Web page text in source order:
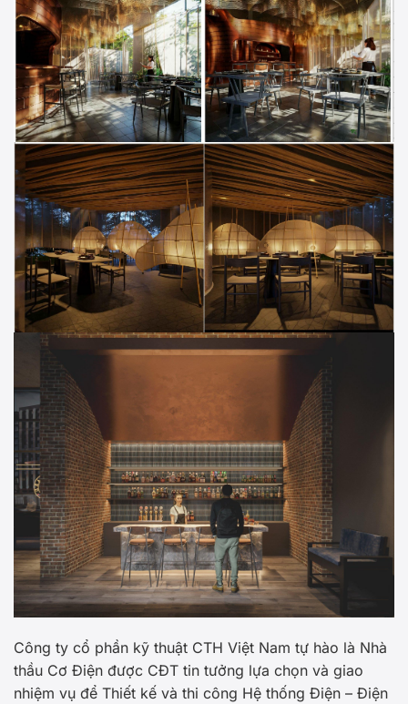
Công ty cổ phần kỹ thuật CTH Việt Nam tự hào là Nhà
thầu Cơ Điện được CĐT tin tưởng lựa chọn và giao
nhiệm vụ để Thiết kế và thi công Hệ thống Điện – Điện